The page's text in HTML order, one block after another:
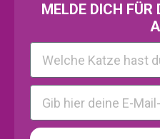
MELDE DICH FÜR
Kattenras
E-mail